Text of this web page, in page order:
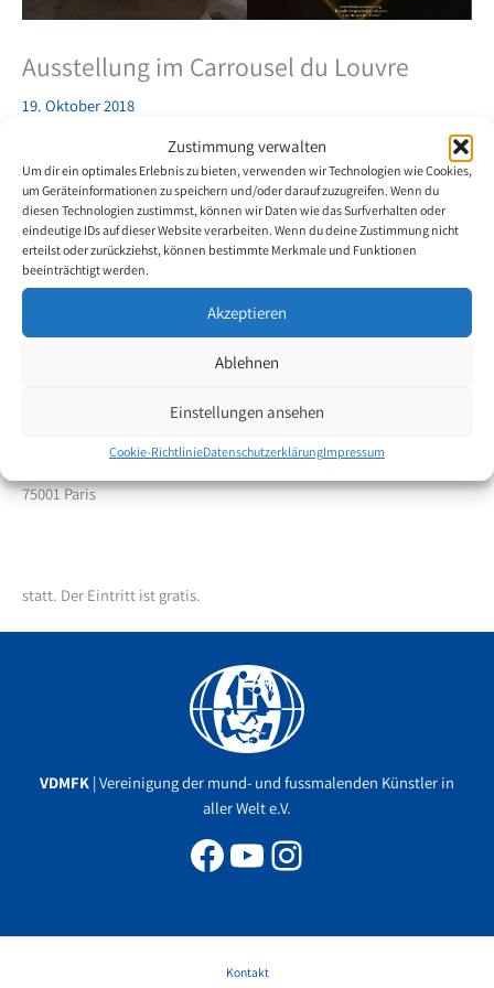
Zustimmung verwalten
Um dir ein optimales Erlebnis zu bieten, verwenden wir Technologien wie Cookies,
um Geräteinformationen zu speichern und/oder darauf zuzugreifen. Wenn du
diesen Technologien zustimmst, können wir Daten wie das Surfverhalten oder
eindeutige IDs auf dieser Website verarbeiten. Wenn du deine Zustimmung nicht
erteilst oder zurückziehst, können bestimmte Merkmale und Funktionen
beeinträchtigt werden.
Akzeptieren
Ablehnen
Einstellungen ansehen
Cookie-RichtlinieDatenschutzerklärungImpressum
Ausstellung im Carrousel du Louvre
19. Oktober 2018
Die mund- und fussmalenden Künstler stellen im „Carrousel du
Louvre“ Ihre Werke aus. Maria Goret Chagas, Fussmalerin aus
Brasilien wird ebenfalls Vorort sein. Zwischen Freitag dem 19.
Oktober und Sonntag dem 21. Oktober 2018 wird sie am Stand für
Fragen zur Verfügung stehen.
Die Ausstellung findet jeweils zwischen 11 und 20 Uhr im
Carrousel du Louvre – Salon „Art Shopping“
75001 Paris
statt. Der Eintritt ist gratis.
VDMFK | Vereinigung der mund- und fussmalenden Künstler in
aller Welt e.V.
Facebook
YouTube
Instagram
Kontakt